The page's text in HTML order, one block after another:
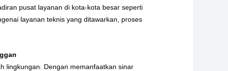
pusat layanan di kota-kota besar seperti
layanan teknis yang ditawarkan, proses
lingkungan. Dengan memanfaatkan sinar